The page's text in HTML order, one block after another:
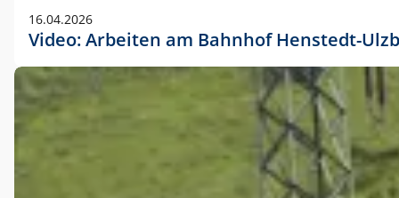
16.04.2026
Video: Arbeiten am Bahnhof Henstedt-